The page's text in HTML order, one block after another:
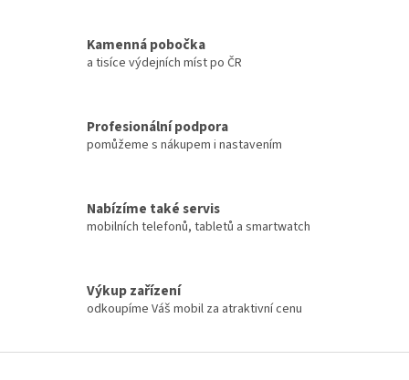
Kamenná pobočka
a tisíce výdejních míst po ČR
Profesionální podpora
pomůžeme s nákupem i nastavením
Nabízíme také servis
mobilních telefonů, tabletů a smartwatch
Výkup zařízení
odkoupíme Váš mobil za atraktivní cenu